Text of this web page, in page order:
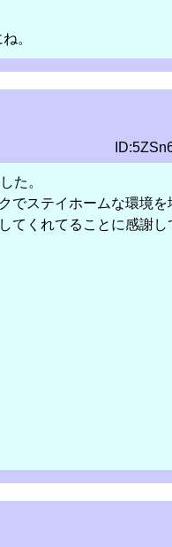
。
た。
でステイホームな環境を
てくれてることに感謝し